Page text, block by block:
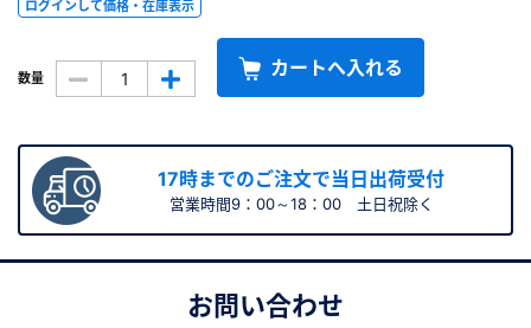
ログインして価格・在庫表示
数量 カートへ入れる
17時までのご注文で当日出荷受付
営業時間9：00～18：00 土日祝除く
お問い合わせ